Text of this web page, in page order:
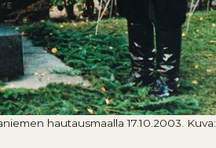
hautausmaalla 17.10.2003. Kuva: